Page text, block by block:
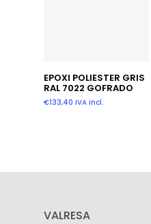
Leer Más
EPOXI POLIESTER GRIS
RAL 7022 GOFRADO
€133,40 IVA incl.
VALRESA